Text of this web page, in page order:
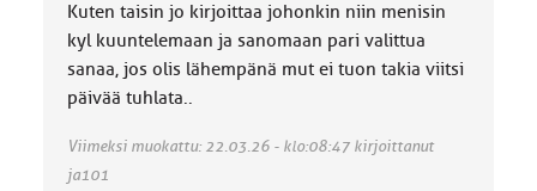
Kuten taisin jo kirjoittaa johonkin niin menisin
kyl kuuntelemaan ja sanomaan pari valittua
sanaa, jos olis lähempänä mut ei tuon takia viitsi
päivää tuhlata..
Viimeksi muokattu: 22.03.26 - klo:08:47 kirjoittanut
ja101